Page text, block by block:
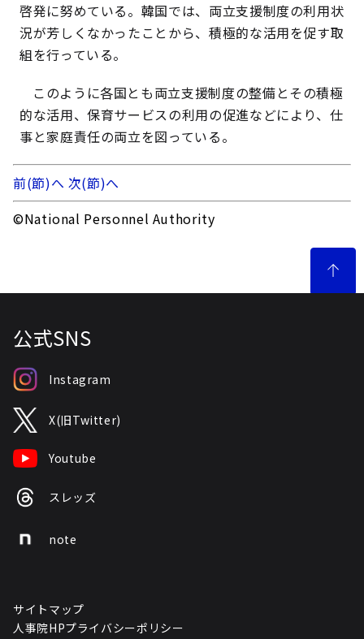
啓発に努めている。韓国では、両立支援制度の利用状
況が芳しくなかったことから、積極的な活用を促す取
組を行っている。
このように各国とも両立支援制度の整備とその積極
的な活用、保育サービスの利用の促進などにより、仕
事と家庭責任の両立を図っている。
前(節)へ 次(節)へ
©National Personnel Authority
公式SNS
Instagram
X(旧Twitter)
Youtube
スレッズ
note
サイトマップ
人事院HPプライバシーポリシー